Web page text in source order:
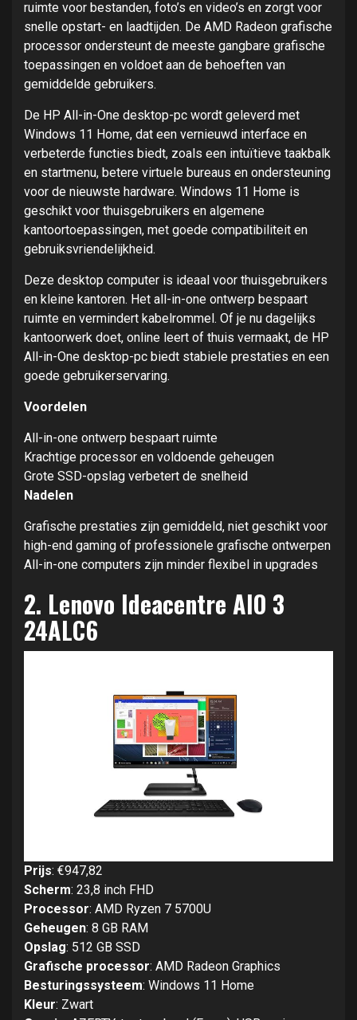
ruimte voor bestanden, foto’s en video’s en zorgt voor
snelle opstart- en laadtijden. De AMD Radeon grafische
processor ondersteunt de meeste gangbare grafische
toepassingen en voldoet aan de behoeften van
gemiddelde gebruikers.
De HP All-in-One desktop-pc wordt geleverd met
Windows 11 Home, dat een vernieuwd interface en
verbeterde functies biedt, zoals een intuïtieve taakbalk
en startmenu, betere virtuele bureaus en ondersteuning
voor de nieuwste hardware. Windows 11 Home is
geschikt voor thuisgebruikers en algemene
kantoortoepassingen, met goede compatibiliteit en
gebruiksvriendelijkheid.
Deze desktop computer is ideaal voor thuisgebruikers
en kleine kantoren. Het all-in-one ontwerp bespaart
ruimte en vermindert kabelrommel. Of je nu dagelijks
kantoorwerk doet, online leert of thuis vermaakt, de HP
All-in-One desktop-pc biedt stabiele prestaties en een
goede gebruikerservaring.
Voordelen
All-in-one ontwerp bespaart ruimte
Krachtige processor en voldoende geheugen
Grote SSD-opslag verbetert de snelheid
Nadelen
Grafische prestaties zijn gemiddeld, niet geschikt voor
high-end gaming of professionele grafische ontwerpen
All-in-one computers zijn minder flexibel in upgrades
2. Lenovo Ideacentre AIO 3
24ALC6
Prijs: €947,82
Scherm: 23,8 inch FHD
Processor: AMD Ryzen 7 5700U
Geheugen: 8 GB RAM
Opslag: 512 GB SSD
Grafische processor: AMD Radeon Graphics
Besturingssysteem: Windows 11 Home
Kleur: Zwart